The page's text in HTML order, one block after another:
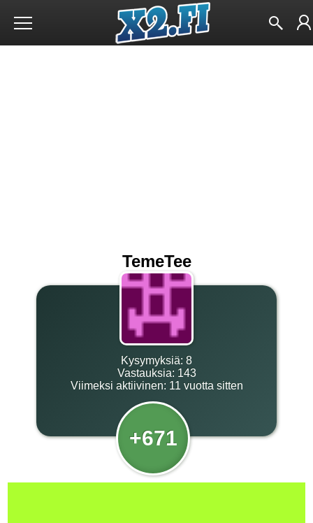
TemeTee
Kysymyksiä: 8
Vastauksia: 143
Viimeksi aktiivinen: 11 vuotta sitten
+671